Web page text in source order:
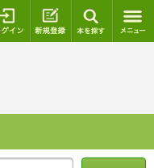
ログイン 新規登録